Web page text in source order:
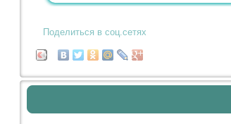
Поделиться в соц.сетях